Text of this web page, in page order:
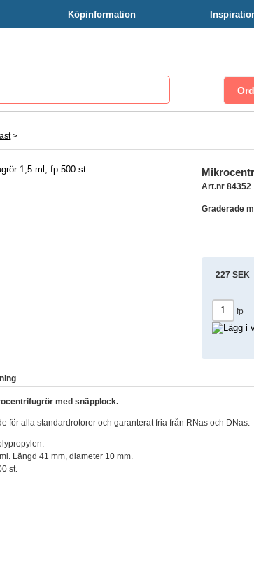
Köpinformation
>
Art.nr 84352
Graderade
227 SEK
fp
med snäpplock.
för alla standardrotorer och garanterat fria från RNas och DNas.
Längd 41 mm, diameter 10 mm.
st.